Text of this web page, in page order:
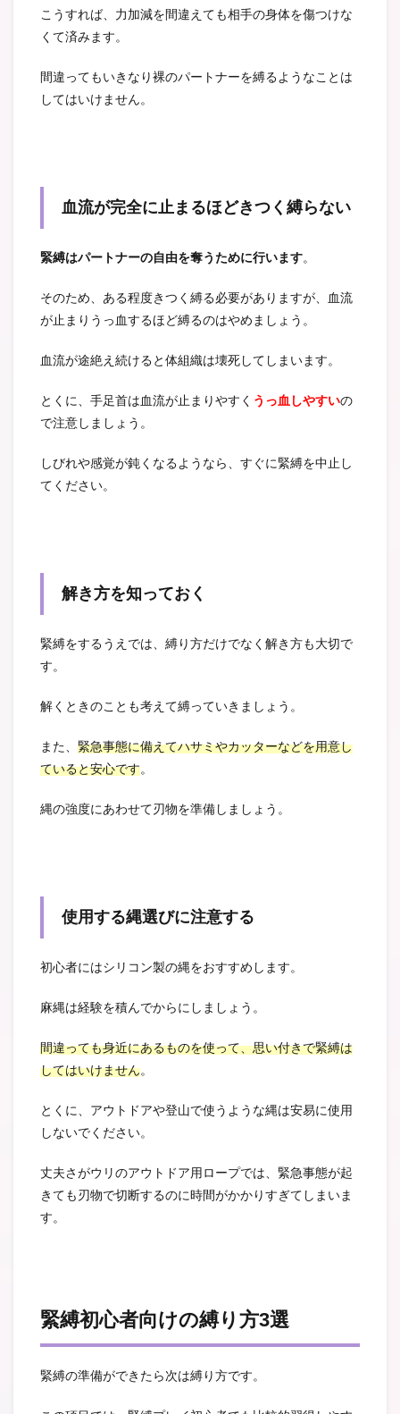
こうすれば、力加減を間違えても相手の身体を傷つけな
くて済みます。
間違ってもいきなり裸のパートナーを縛るようなことは
してはいけません。
血流が完全に止まるほどきつく縛らない
緊縛はパートナーの自由を奪うために行います。
そのため、ある程度きつく縛る必要がありますが、血流
が止まりうっ血するほど縛るのはやめましょう。
血流が途絶え続けると体組織は壊死してしまいます。
とくに、手足首は血流が止まりやすく うっ血しやすいの
で注意しましょう。
しびれや感覚が鈍くなるようなら、すぐに緊縛を中止し
てください。
解き方を知っておく
緊縛をするうえでは、縛り方だけでなく解き方も大切で
す。
解くときのことも考えて縛っていきましょう。
また、 緊急事態に備えてハサミやカッターなどを用意し
ていると安心です。
縄の強度にあわせて刃物を準備しましょう。
使用する縄選びに注意する
初心者にはシリコン製の縄をおすすめします。
麻縄は経験を積んでからにしましょう。
間違っても身近にあるものを使って、思い付きで緊縛は
してはいけません。
とくに、アウトドアや登山で使うような縄は安易に使用
しないでください。
丈夫さがウリのアウトドア用ロープでは、緊急事態が起
きても刃物で切断するのに時間がかかりすぎてしまいま
す。
緊縛初心者向けの縛り方3選
緊縛の準備ができたら次は縛り方です。